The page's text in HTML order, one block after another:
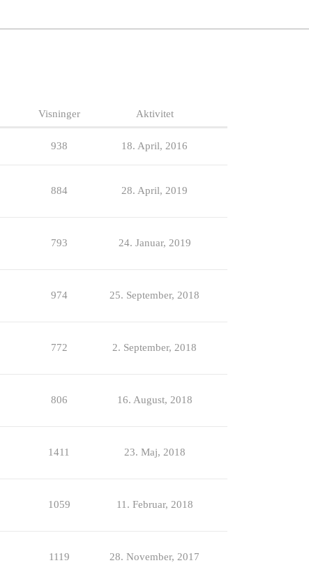
Visninger Aktivitet
938 18. April, 2016
884 28. April, 2019
793 24. Januar, 2019
974 25. September, 2018
772 2. September, 2018
806 16. August, 2018
1411 23. Maj, 2018
1059 11. Februar, 2018
1119 28. November, 2017